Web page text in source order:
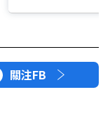
關注FB